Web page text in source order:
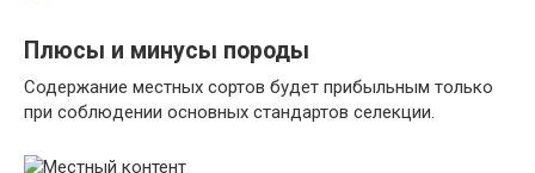
Плюсы и минусы породы
Содержание местных сортов будет прибыльным только
при соблюдении основных стандартов селекции.